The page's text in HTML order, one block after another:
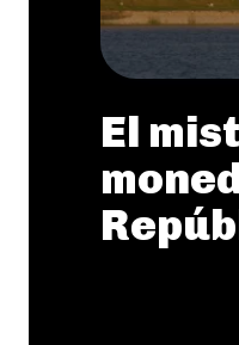
El